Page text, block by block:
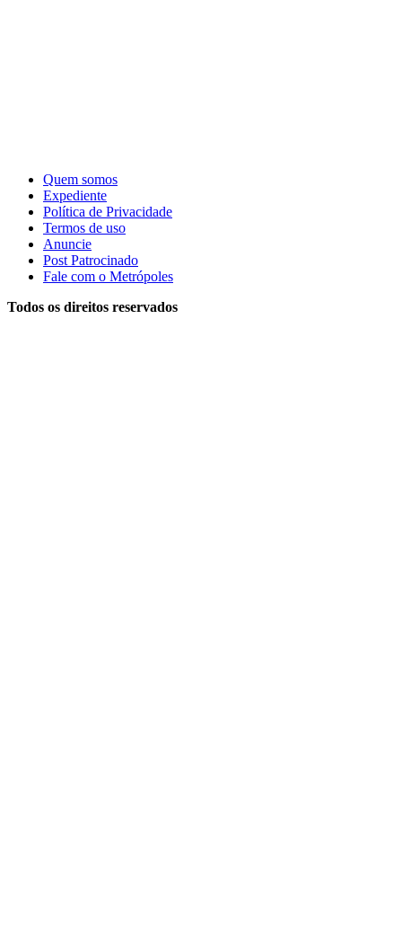
Quem somos
Expediente
Política de Privacidade
Termos de uso
Anuncie
Post Patrocinado
Fale com o Metrópoles
Todos os direitos reservados